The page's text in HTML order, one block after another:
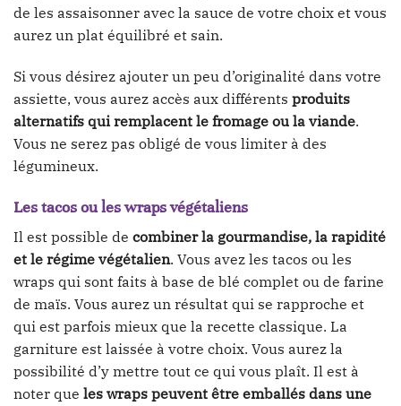
de les assaisonner avec la sauce de votre choix et vous
aurez un plat équilibré et sain.
Si vous désirez ajouter un peu d’originalité dans votre
assiette, vous aurez accès aux différents produits
alternatifs qui remplacent le fromage ou la viande.
Vous ne serez pas obligé de vous limiter à des
légumineux.
Les tacos ou les wraps végétaliens
Il est possible de combiner la gourmandise, la rapidité
et le régime végétalien. Vous avez les tacos ou les
wraps qui sont faits à base de blé complet ou de farine
de maïs. Vous aurez un résultat qui se rapproche et
qui est parfois mieux que la recette classique. La
garniture est laissée à votre choix. Vous aurez la
possibilité d’y mettre tout ce qui vous plaît. Il est à
noter que les wraps peuvent être emballés dans une